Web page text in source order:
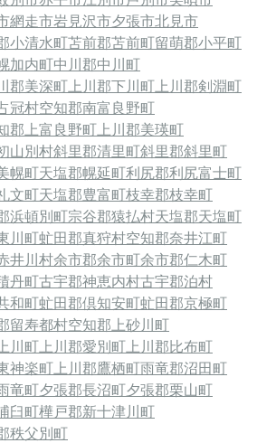
網走市岩見沢市夕張市北見市
小清水町苫前郡苫前町留萌郡小平町
加内町中川郡中川町
郡美深町 上川郡下川町 上川郡剣淵町
冠村空知郡南富良野町
郡上富良野町 上川郡美瑛町
山別村斜里郡清里町斜里郡斜里町
幌町天塩郡幌延町利尻郡利尻富士町
文町天塩郡豊富町枝幸郡枝幸町
浜頓別町宗谷郡猿払村天塩郡天塩町
川町虻田郡真狩村空知郡奈井江町
井川村余市郡余市町余市郡仁木町
丹町古宇郡神恵内村古宇郡泊村
和町虻田郡倶知安町虻田郡京極町
留寿都村空知郡上砂川町
川町 上川郡愛別町 上川郡比布町
神楽町 上川郡鷹栖町雨竜郡沼田町
竜町夕張郡長沼町夕張郡栗山町
臼町樺戸郡新十津川町
秩父別町